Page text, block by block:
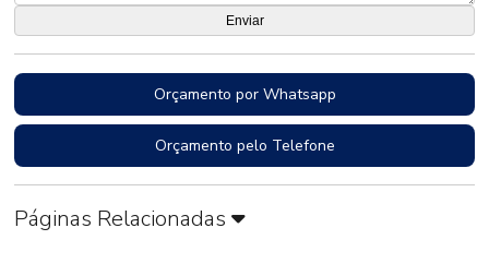
Orçamento por Whatsapp
Orçamento pelo Telefone
Páginas Relacionadas